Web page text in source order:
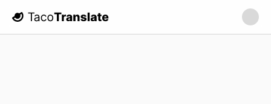
TacoTranslate